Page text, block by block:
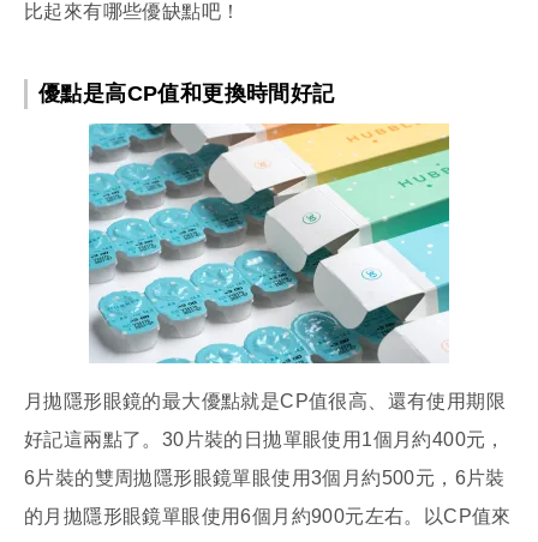
比起來有哪些優缺點吧！
優點是高CP值和更換時間好記
月拋隱形眼鏡的最大優點就是CP值很高、還有使用期限
好記這兩點了。30片裝的日拋單眼使用1個月約400元，
6片裝的雙周拋隱形眼鏡單眼使用3個月約500元，6片裝
的月拋隱形眼鏡單眼使用6個月約900元左右。以CP值來